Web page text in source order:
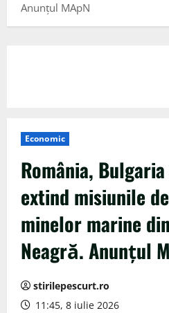
Anunțul MApN
Economic
România,
extind misiunile
minelor marine
Neagră. Anunțul
stirilepescurt.ro
11:45, 8 iulie 2026